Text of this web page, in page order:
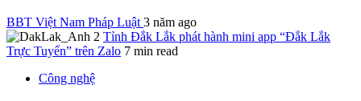
BBT Việt Nam Pháp Luật 3 năm ago
Tỉnh Đắk Lắk phát hành mini app “Đắk Lắk
Trực Tuyến” trên Zalo 7 min read
Công nghệ